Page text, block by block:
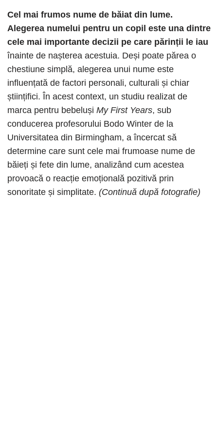
Cel mai frumos nume de băiat din lume.
Alegerea numelui pentru un copil este una dintre
cele mai importante decizii pe care părinții le iau
înainte de nașterea acestuia. Deși poate părea o
chestiune simplă, alegerea unui nume este
influențată de factori personali, culturali și chiar
științifici. În acest context, un studiu realizat de
marca pentru bebeluși My First Years, sub
conducerea profesorului Bodo Winter de la
Universitatea din Birmingham, a încercat să
determine care sunt cele mai frumoase nume de
băieți și fete din lume, analizând cum acestea
provoacă o reacție emoțională pozitivă prin
sonoritate și simplitate. (Continuă după fotografie)